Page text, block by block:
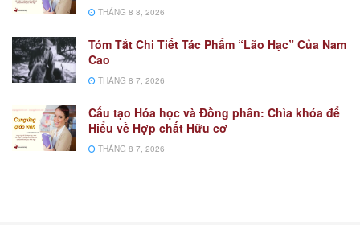
THÁNG 8 8, 2026
Tóm Tắt Chi Tiết Tác Phẩm “Lão Hạc” Của Nam
Cao
THÁNG 8 7, 2026
Cấu tạo Hóa học và Đồng phân: Chìa khóa để
Hiểu về Hợp chất Hữu cơ
THÁNG 8 7, 2026